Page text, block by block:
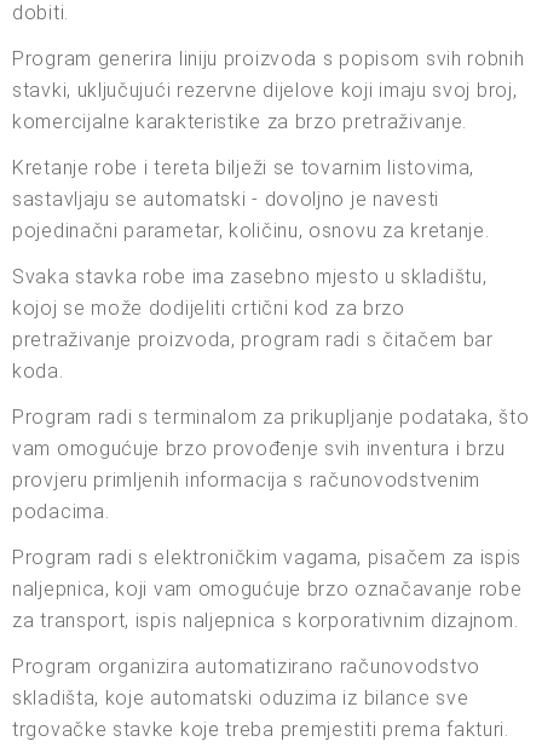
dobiti.
Program generira liniju proizvoda s popisom svih robnih
stavki, uključujući rezervne dijelove koji imaju svoj broj,
komercijalne karakteristike za brzo pretraživanje.
Kretanje robe i tereta bilježi se tovarnim listovima,
sastavljaju se automatski - dovoljno je navesti
pojedinačni parametar, količinu, osnovu za kretanje.
Svaka stavka robe ima zasebno mjesto u skladištu,
kojoj se može dodijeliti crtični kod za brzo
pretraživanje proizvoda, program radi s čitačem bar
koda.
Program radi s terminalom za prikupljanje podataka, što
vam omogućuje brzo provođenje svih inventura i brzu
provjeru primljenih informacija s računovodstvenim
podacima.
Program radi s elektroničkim vagama, pisačem za ispis
naljepnica, koji vam omogućuje brzo označavanje robe
za transport, ispis naljepnica s korporativnim dizajnom.
Program organizira automatizirano računovodstvo
skladišta, koje automatski oduzima iz bilance sve
trgovačke stavke koje treba premjestiti prema fakturi.